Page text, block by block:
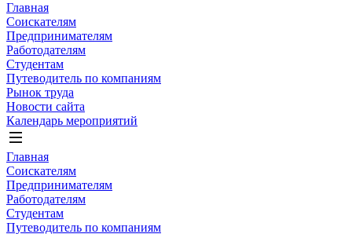
Главная
Соискателям
Предпринимателям
Работодателям
Студентам
Путеводитель по компаниям
Рынок труда
Новости сайта
Календарь мероприятий
Главная
Соискателям
Предпринимателям
Работодателям
Студентам
Путеводитель по компаниям